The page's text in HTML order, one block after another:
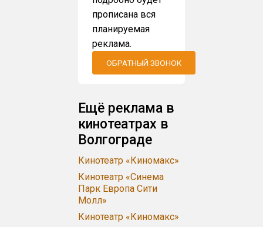
прописана вся
планируемая
реклама.
ОБРАТНЫЙ ЗВОНОК
Ещё реклама в
кинотеатрах в
Волгограде
Кинотеатр «Киномакс»
Кинотеатр «Синема
Парк Европа Сити
Молл»
Кинотеатр «Киномакс»